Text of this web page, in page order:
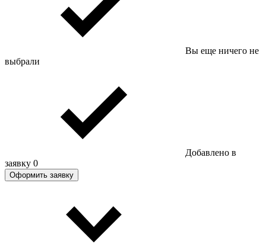
Вы еще ничего не
выбрали
Добавлено в
заявку 0
Оформить заявку